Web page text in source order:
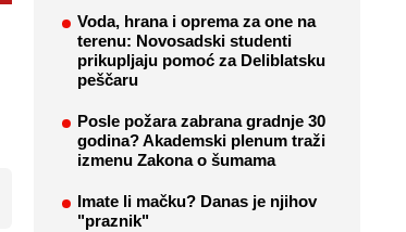
Voda, hrana i oprema za one na
terenu: Novosadski studenti
prikupljaju pomoć za Deliblatsku
peščaru
Posle požara zabrana gradnje 30
godina? Akademski plenum traži
izmenu Zakona o šumama
Imate li mačku? Danas je njihov
"praznik"